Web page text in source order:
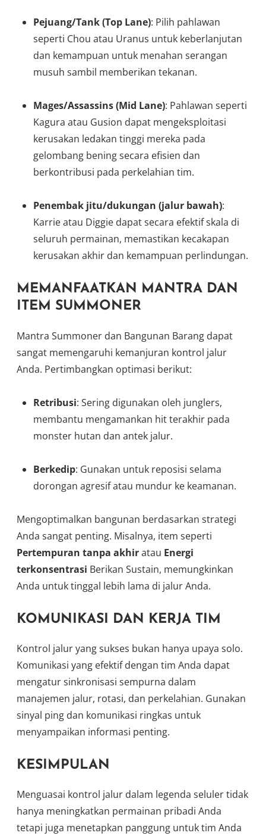
Pejuang/Tank (Top Lane): Pilih pahlawan
seperti Chou atau Uranus untuk keberlanjutan
dan kemampuan untuk menahan serangan
musuh sambil memberikan tekanan.
Mages/Assassins (Mid Lane): Pahlawan seperti
Kagura atau Gusion dapat mengeksploitasi
kerusakan ledakan tinggi mereka pada
gelombang bening secara efisien dan
berkontribusi pada perkelahian tim.
Penembak jitu/dukungan (jalur bawah):
Karrie atau Diggie dapat secara efektif skala di
seluruh permainan, memastikan kecakapan
kerusakan akhir dan kemampuan perlindungan.
MEMANFAATKAN MANTRA DAN
ITEM SUMMONER
Mantra Summoner dan Bangunan Barang dapat
sangat memengaruhi kemanjuran kontrol jalur
Anda. Pertimbangkan optimasi berikut:
Retribusi: Sering digunakan oleh junglers,
membantu mengamankan hit terakhir pada
monster hutan dan antek jalur.
Berkedip: Gunakan untuk reposisi selama
dorongan agresif atau mundur ke keamanan.
Mengoptimalkan bangunan berdasarkan strategi
Anda sangat penting. Misalnya, item seperti
Pertempuran tanpa akhiratau Energi
terkonsentrasi Berikan Sustain, memungkinkan
Anda untuk tinggal lebih lama di jalur Anda.
KOMUNIKASI DAN KERJA TIM
Kontrol jalur yang sukses bukan hanya upaya solo.
Komunikasi yang efektif dengan tim Anda dapat
mengatur sinkronisasi sempurna dalam
manajemen jalur, rotasi, dan perkelahian. Gunakan
sinyal ping dan komunikasi ringkas untuk
menyampaikan informasi penting.
KESIMPULAN
Menguasai kontrol jalur dalam legenda seluler tidak
hanya meningkatkan permainan pribadi Anda
tetapi juga menetapkan panggung untuk tim Anda